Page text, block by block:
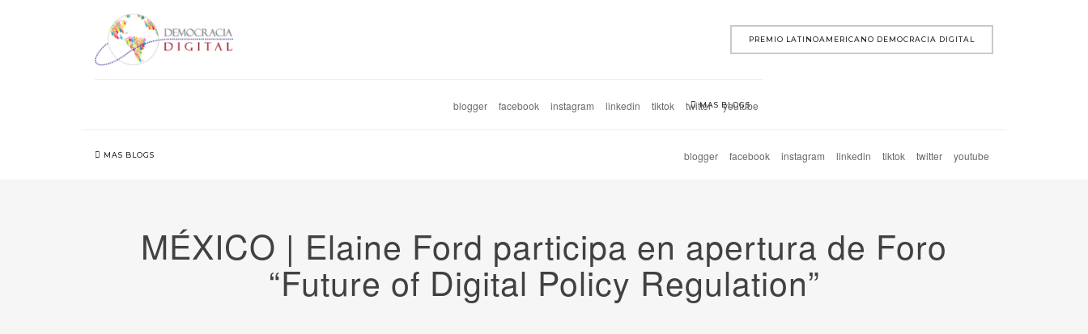
PREMIO LATINOAMERICANO DEMOCRACIA DIGITAL
MAS BLOGS
blogger facebook instagram linkedin tiktok twitter youtube
MAS BLOGS blogger facebook instagram linkedin tiktok twitter youtube
MÉXICO | Elaine Ford participa en apertura de Foro
“Future of Digital Policy Regulation”